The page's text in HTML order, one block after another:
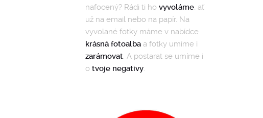
nafocený? Rádi ti ho vyvoláme, ať
už na email nebo na papír. Na
vyvolané fotky máme v nabídce
krásná fotoalbaa fotky umíme i
zarámovat. A postarat se umíme i
o tvoje negativy.